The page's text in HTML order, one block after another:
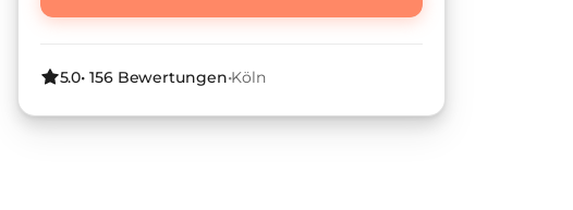
5.0•156Bewertungen•Köln